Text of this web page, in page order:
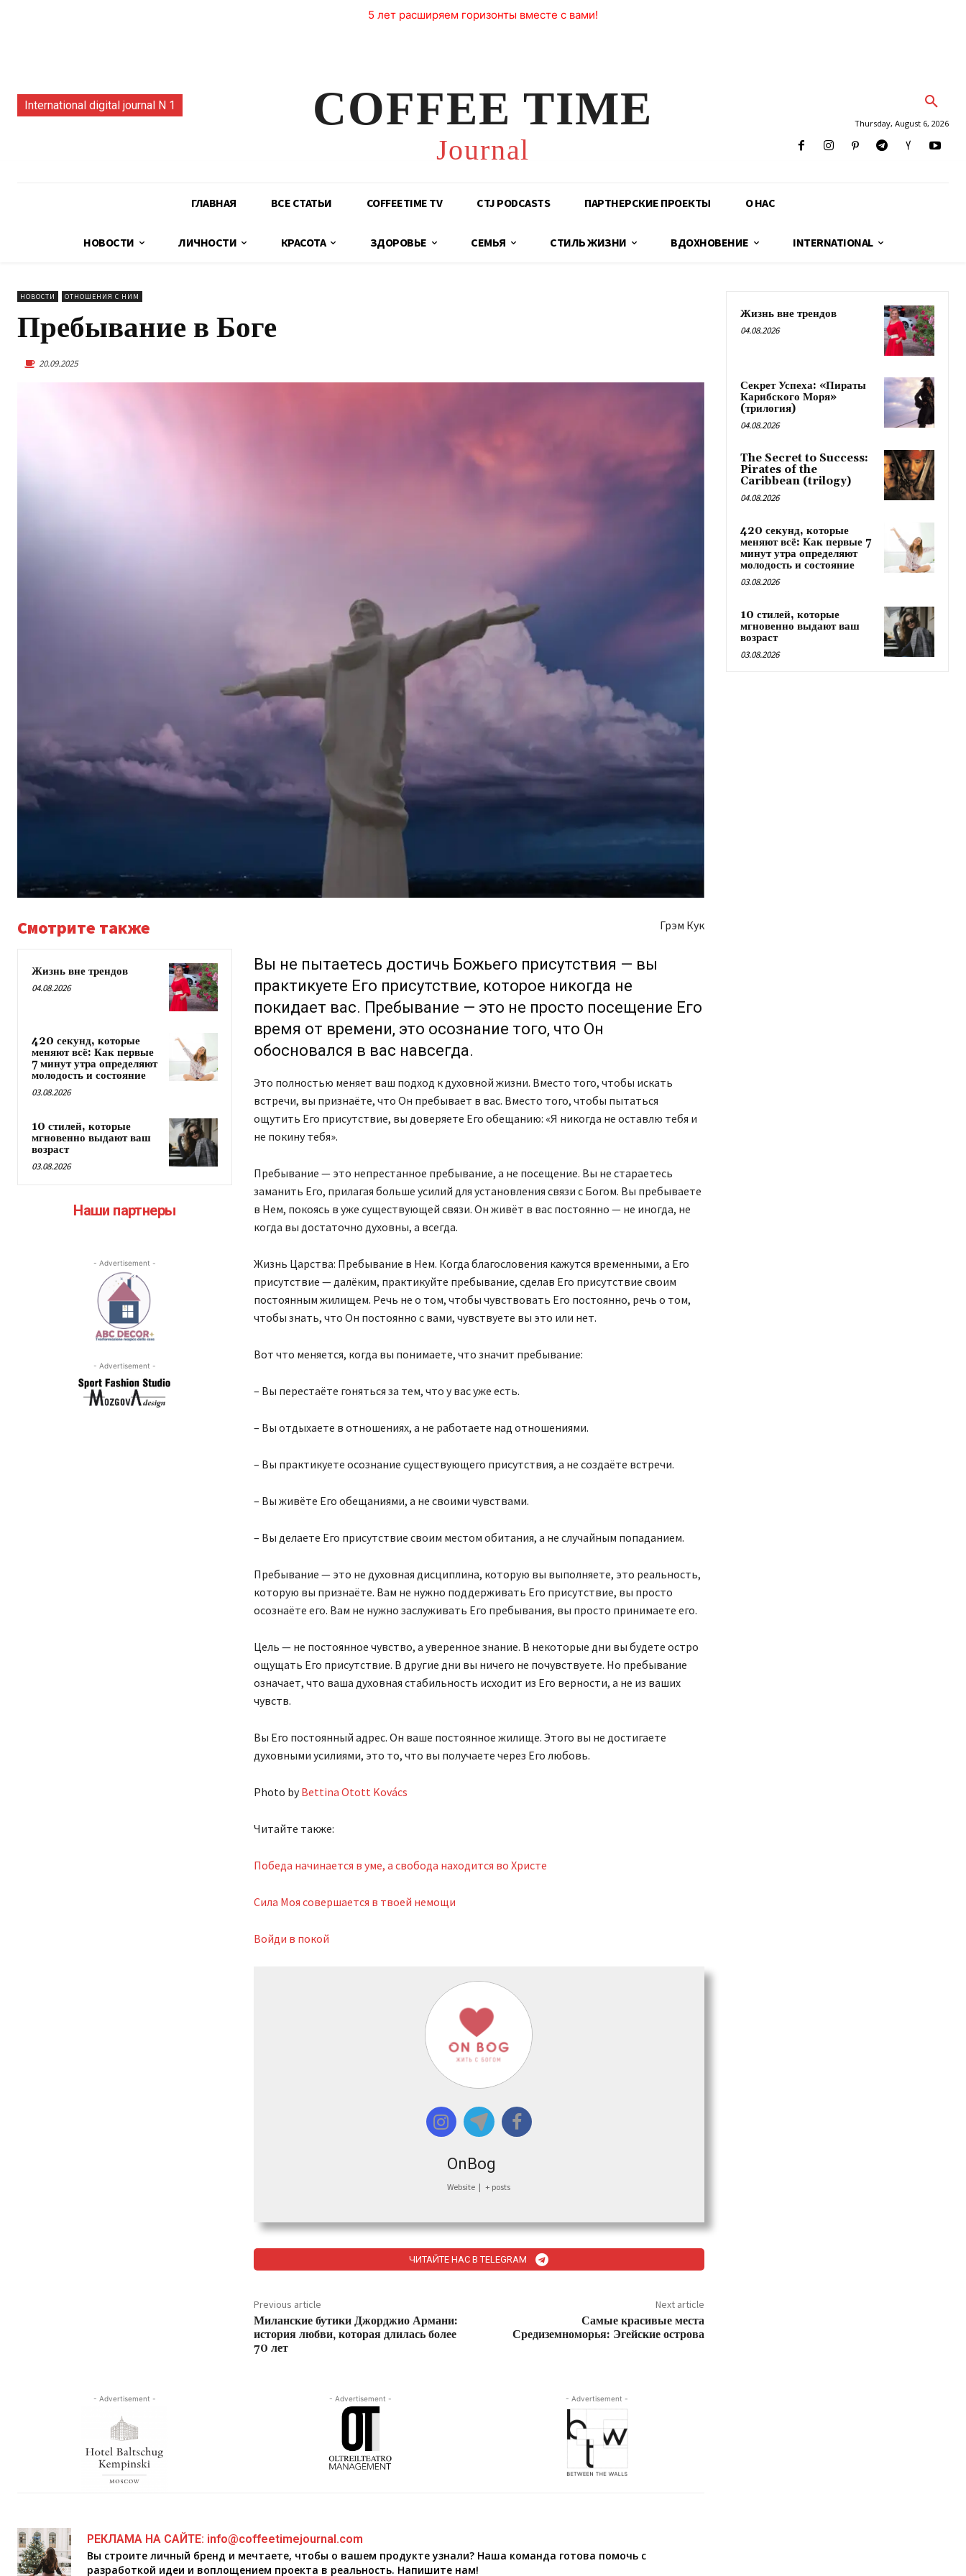
5 лет расширяем горизонты вместе с вами!
International digital journal N 1 COFFEE TIME
Journal
Thursday, August 6, 2026
ГЛАВНАЯ ВСЕ СТАТЬИ COFFEETIME TV CTJ PODCASTS ПАРТНЕРСКИЕ ПРОЕКТЫ О НАС
НОВОСТИ ЛИЧНОСТИ КРАСОТА ЗДОРОВЬЕ СЕМЬЯ СТИЛЬ ЖИЗНИ ВДОХНОВЕНИЕ INTERNATIONAL
НОВОСТИ ОТНОШЕНИЯ С НИМ
Пребывание в Боге
20.09.2025
Смотрите также
Жизнь вне трендов
04.08.2026
420 секунд, которые
меняют всё: Как первые
7 минут утра определяют
молодость и состояние
03.08.2026
10 стилей, которые
мгновенно выдают ваш
возраст
03.08.2026
Наши партнеры
- Advertisement -
- Advertisement -
Грэм Кук
Вы не пытаетесь достичь Божьего присутствия — вы
практикуете Его присутствие, которое никогда не
покидает вас. Пребывание — это не просто посещение Его
время от времени, это осознание того, что Он
обосновался в вас навсегда.
Это полностью меняет ваш подход к духовной жизни. Вместо того, чтобы искать
встречи, вы признаёте, что Он пребывает в вас. Вместо того, чтобы пытаться
ощутить Его присутствие, вы доверяете Его обещанию: «Я никогда не оставлю тебя и
не покину тебя».
Пребывание — это непрестанное пребывание, а не посещение. Вы не стараетесь
заманить Его, прилагая больше усилий для установления связи с Богом. Вы пребываете
в Нем, покоясь в уже существующей связи. Он живёт в вас постоянно — не иногда, не
когда вы достаточно духовны, а всегда.
Жизнь Царства: Пребывание в Нем. Когда благословения кажутся временными, а Его
присутствие — далёким, практикуйте пребывание, сделав Его присутствие своим
постоянным жилищем. Речь не о том, чтобы чувствовать Его постоянно, речь о том,
чтобы знать, что Он постоянно с вами, чувствуете вы это или нет.
Вот что меняется, когда вы понимаете, что значит пребывание:
– Вы перестаёте гоняться за тем, что у вас уже есть.
– Вы отдыхаете в отношениях, а не работаете над отношениями.
– Вы практикуете осознание существующего присутствия, а не создаёте встречи.
– Вы живёте Его обещаниями, а не своими чувствами.
– Вы делаете Его присутствие своим местом обитания, а не случайным попаданием.
Пребывание — это не духовная дисциплина, которую вы выполняете, это реальность,
которую вы признаёте. Вам не нужно поддерживать Его присутствие, вы просто
осознаёте его. Вам не нужно заслуживать Его пребывания, вы просто принимаете его.
Цель — не постоянное чувство, а уверенное знание. В некоторые дни вы будете остро
ощущать Его присутствие. В другие дни вы ничего не почувствуете. Но пребывание
означает, что ваша духовная стабильность исходит из Его верности, а не из ваших
чувств.
Вы Его постоянный адрес. Он ваше постоянное жилище. Этого вы не достигаете
духовными усилиями, это то, что вы получаете через Его любовь.
Photo byBettina Otott Kovács
Читайте также:
Победа начинается в уме, а свобода находится во Христе
Сила Моя совершается в твоей немощи
Войди в покой
OnBog
Website | + posts
ЧИТАЙТЕ НАС В TELEGRAM
Previous article
Миланские бутики Джорджио Армани:
история любви, которая длилась более
70 лет
Next article
Самые красивые места
Средиземноморья: Эгейские острова
- Advertisement - - Advertisement - - Advertisement -
РЕКЛАМА НА САЙТЕ: info@coffeetimejournal.com
Вы строите личный бренд и мечтаете, чтобы о вашем продукте узнали? Наша команда готова помочь с
разработкой идеи и воплощением проекта в реальность. Напишите нам!
Жизнь вне трендов
04.08.2026
Секрет Успеха: «Пираты
Карибского Моря»
(трилогия)
04.08.2026
The Secret to Success:
Pirates of the
Caribbean (trilogy)
04.08.2026
420 секунд, которые
меняют всё: Как первые 7
минут утра определяют
молодость и состояние
03.08.2026
10 стилей, которые
мгновенно выдают ваш
возраст
03.08.2026